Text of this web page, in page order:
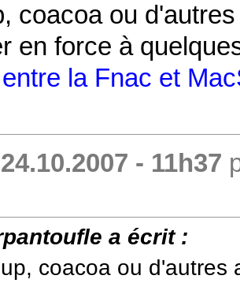
coacoa ou
en force à
la Fnac et
24.10.2007 - 11h37
a écrit :
coacoa ou d'autres